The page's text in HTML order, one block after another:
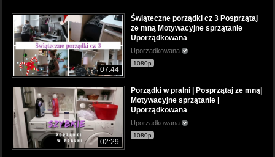
07:44
Świąteczne porządki cz 3 Posprzątaj
ze mną Motywacyjne sprzątanie
Uporządkowana
Uporzadkowana
1080p
02:29
Porządki w pralni | Posprzątaj ze mną|
Motywacyjne sprzątanie |
Uporządkowana
Uporzadkowana
1080p